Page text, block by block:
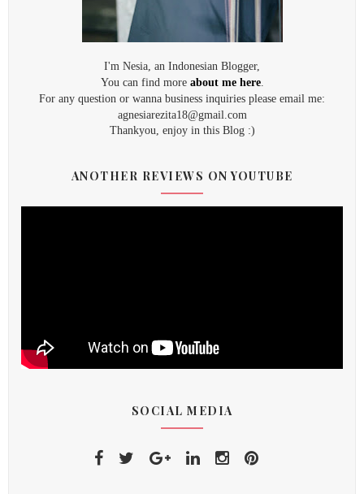
I'm Nesia, an Indonesian Blogger,
You can find more about me here.
For any question or wanna business inquiries please email me:
agnesiarezita18@gmail.com
Thankyou, enjoy in this Blog :)
ANOTHER REVIEWS ON YOUTUBE
SOCIAL MEDIA